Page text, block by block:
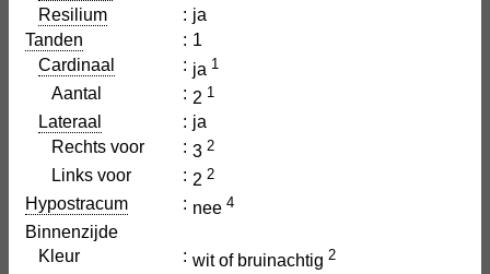
Resilium
: ja
Tanden
: 1
Cardinaal
: ja 1
Aantal : 2 1
Lateraal : ja
Rechts voor
: 3 2
Links voor : 2 2
Hypostracum : nee 4
Binnenzijde
Kleur
: wit of bruinachtig 2